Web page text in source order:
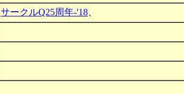
サークルQ25周年-'18